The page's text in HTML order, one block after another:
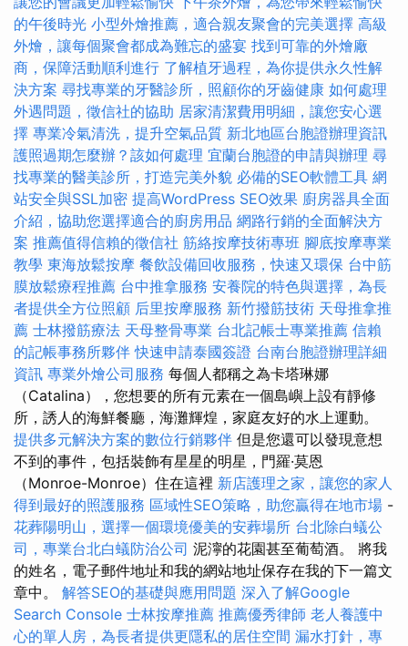
的午後時光 小型外燴推薦，適合親友聚會的完美選擇 高級
外燴，讓每個聚會都成為難忘的盛宴 找到可靠的外燴廠
商，保障活動順利進行 了解植牙過程，為你提供永久性解
決方案 尋找專業的牙醫診所，照顧你的牙齒健康 如何處理
外遇問題，徵信社的協助 居家清潔費用明細，讓您安心選
擇 專業冷氣清洗，提升空氣品質 新北地區台胞證辦理資訊
護照過期怎麼辦？該如何處理 宜蘭台胞證的申請與辦理 尋
找專業的醫美診所，打造完美外貌 必備的SEO軟體工具 網
站安全與SSL加密 提高WordPress SEO效果 廚房器具全面
介紹，協助您選擇適合的廚房用品 網路行銷的全面解決方
案 推薦值得信賴的徵信社 筋絡按摩技術專班 腳底按摩專業
教學 東海放鬆按摩 餐飲設備回收服務，快速又環保 台中筋
膜放鬆療程推薦 台中推拿服務 安養院的特色與選擇，為長
者提供全方位照顧 后里按摩服務 新竹撥筋技術 天母推拿推
薦 士林撥筋療法 天母整骨專業 台北記帳士專業推薦 信賴
的記帳事務所夥伴 快速申請泰國簽證 台南台胞證辦理詳細
資訊 專業外燴公司服務 每個人都稱之為卡塔琳娜
（Catalina），您想要的所有元素在一個島嶼上設有靜修
所，誘人的海鮮餐廳，海灘輝煌，家庭友好的水上運動。
提供多元解決方案的數位行銷夥伴 但是您還可以發現意想
不到的事件，包括裝飾有星星的明星，門羅·莫恩
（Monroe-Monroe）住在這裡 新店護理之家，讓您的家人
得到最好的照護服務 區域性SEO策略，助您贏得在地市場 -
花葬陽明山，選擇一個環境優美的安葬場所 台北除白蟻公
司，專業台北白蟻防治公司 泥濘的花園甚至葡萄酒。 將我
的姓名，電子郵件地址和我的網站地址保存在我的下一篇文
章中。 解答SEO的基礎與應用問題 深入了解Google
Search Console 士林按摩推薦 推薦優秀律師 老人養護中
心的單人房，為長者提供更隱私的居住空間 漏水打針，專